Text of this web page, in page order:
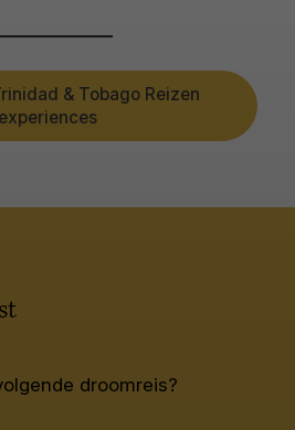
& Tobago Reizen
experiences
droomreis?